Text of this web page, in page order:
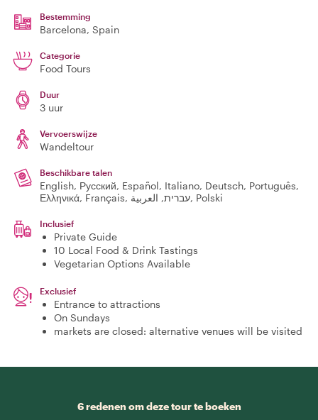
Bestemming
Barcelona, Spain
Categorie
Food Tours
Duur
3 uur
Vervoerswijze
Wandeltour
Beschikbare talen
English, Русский, Español, Italiano, Deutsch, Português,
Ελληνικά, Français, עברית, العربية, Polski
Inclusief
Private Guide
10 Local Food & Drink Tastings
Vegetarian Options Available
Exclusief
Entrance to attractions
On Sundays
markets are closed: alternative venues will be visited
6 redenen om deze tour te boeken